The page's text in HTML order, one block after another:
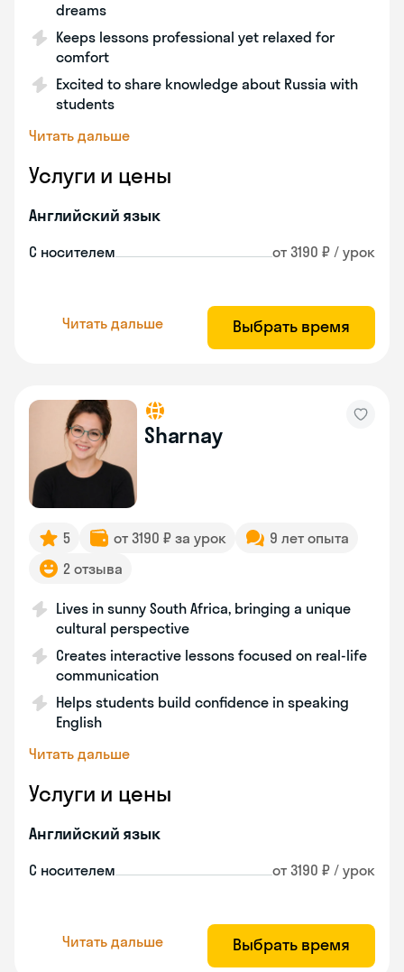
dreams
Keeps lessons professional yet relaxed for
comfort
Excited to share knowledge about Russia with
students
Читать дальше
Услуги и цены
Английский язык
С носителем от 3190 ₽ / урок
Читать дальше Выбрать время
Sharnay
5 от 3190 ₽ за урок
9 лет опыта
2 отзыва
Lives in sunny South Africa, bringing a unique
cultural perspective
Creates interactive lessons focused on real-life
communication
Helps students build confidence in speaking
English
Читать дальше
Услуги и цены
Английский язык
С носителем от 3190 ₽ / урок
Читать дальше Выбрать время